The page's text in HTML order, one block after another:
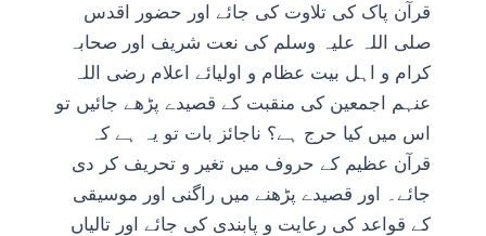
قرآن پاک کی تلاوت کی جائے اور حضور اقدس
صلی اللہ علیہ وسلم کی نعت شریف اور صحابہ
کرام و اہل بیت عظام و اولیائے اعلام رضی اللہ
عنہم اجمعین کی منقبت کے قصیدے پڑھے جائیں تو
اس میں کیا حرج ہے؟ ناجائز بات تو یہ ہے کہ
قرآن عظیم کے حروف میں تغیر و تحریف کر دی
جائے۔ اور قصیدے پڑھنے میں راگنی اور موسیقی
کے قواعد کی رعایت و پابندی کی جائے اور تالیاں